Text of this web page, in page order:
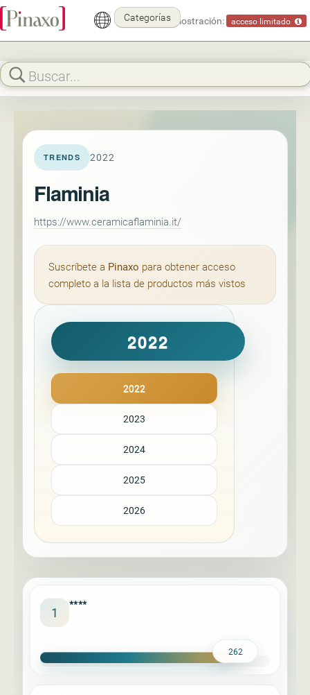
Modo demostración: acceso limitado
Categorías
TRENDS 2022
Flaminia
https://www.ceramicaflaminia.it/
Suscríbete a Pinaxo para obtener acceso
completo a la lista de productos más vistos
2022
2022
2023
2024
2025
2026
1 ****
262